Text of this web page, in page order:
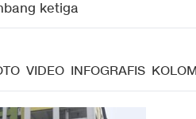
ketiga
VIDEO INFOGRAFIS KOLOM